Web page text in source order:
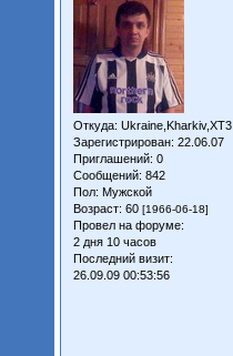
Откуда: Ukraine,Kharkiv,XT3
Зарегистрирован: 22.06.07
Приглашений: 0
Сообщений: 842
Пол: Мужской
Возраст: 60 [1966-06-18]
Провел на форуме:
2 дня 10 часов
Последний визит:
26.09.09 00:53:56